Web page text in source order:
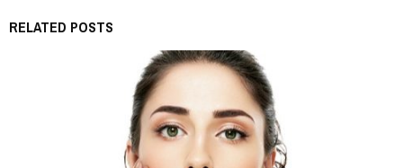
RELATED POSTS